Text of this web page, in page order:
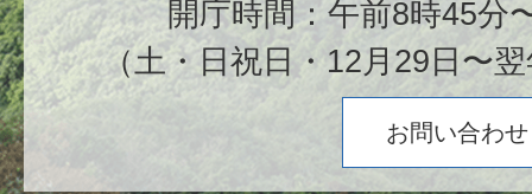
開庁時間：午前8時45分
（土・日祝日・12月29日〜
お問い合わせ